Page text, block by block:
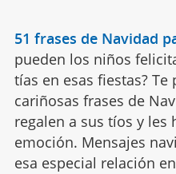
51 frases de Navidad
pueden los niños
tías en esas fiestas? Te
cariñosas frases de
regalen a sus tíos y les
emoción. Mensajes
esa especial relación